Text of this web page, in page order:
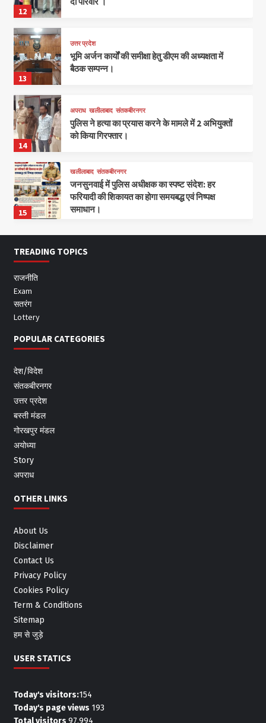
12
13
उत्तर प्रदेश
भूमि अर्जन कार्यों की समीक्षा हेतु डीएम की अध्यक्षता में
बैठक सम्पन्न।
14
अपराध खलीलाबाद संतकबीरनगर
पुलिस ने हत्या का प्रयास करने के मामले में 2 अभियुक्तों
को किया गिरफ्तार।
15
खलीलाबाद संतकबीरनगर
जनसुनवाई में पुलिस अधीक्षक का स्पष्ट संदेश: हर
फरियादी की शिकायत का होगा समयबद्ध एवं निष्पक्ष
समाधान।
TREADING TOPICS
राजनीति
Exam
सतरंग
Lottery
POPULAR CATEGORIES
देश/विदेश
संतकबीरनगर
उत्तर प्रदेश
बस्ती मंडल
गोरखपुर मंडल
अयोध्या
Story
अपराध
OTHER LINKS
About Us
Disclaimer
Contact Us
Privacy Policy
Cookies Policy
Term & Conditions
Sitemap
हम से जुड़े
USER STATICS
Today's visitors:154
Today's page views 193
Total visitors 97,994